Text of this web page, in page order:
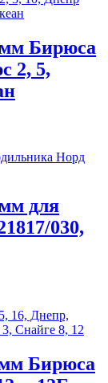
мм Бирюса
2, 5,
для
030,
Бирюса